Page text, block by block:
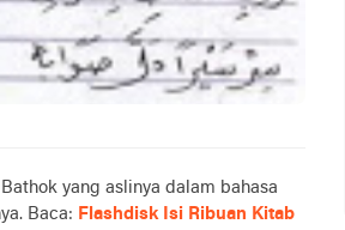
yang aslinya dalam bahasa
Baca: Flashdisk Isi Ribuan Kitab